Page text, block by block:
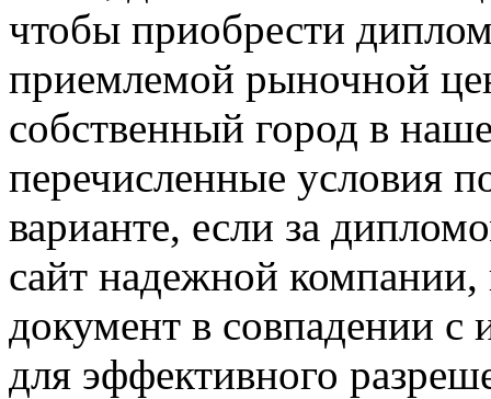
чтобы приобрести
приемлемой рыночной
собственный город в
перечисленные условия
варианте, если за
сайт надежной компании,
документ в совпадении
для эффективного